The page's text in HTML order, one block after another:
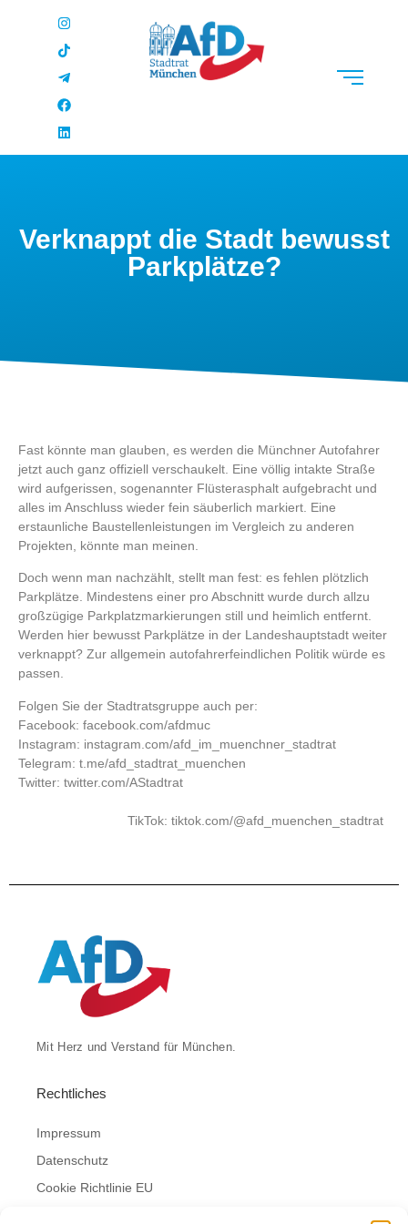
Verknappt die Stadt bewusst
Parkplätze?
Fast könnte man glauben, es werden die Münchner Autofahrer
jetzt auch ganz offiziell verschaukelt. Eine völlig intakte Straße
wird aufgerissen, sogenannter Flüsterasphalt aufgebracht und
alles im Anschluss wieder fein säuberlich markiert. Eine
erstaunliche Baustellenleistungen im Vergleich zu anderen
Projekten, könnte man meinen.
Doch wenn man nachzählt, stellt man fest: es fehlen plötzlich
Parkplätze. Mindestens einer pro Abschnitt wurde durch allzu
großzügige Parkplatzmarkierungen still und heimlich entfernt.
Werden hier bewusst Parkplätze in der Landeshauptstadt weiter
verknappt? Zur allgemein autofahrerfeindlichen Politik würde es
passen.
Folgen Sie der Stadtratsgruppe auch per:
Facebook: facebook.com/afdmuc
Instagram: instagram.com/afd_im_muenchner_stadtrat
Telegram: t.me/afd_stadtrat_muenchen
Twitter: twitter.com/AStadtrat
TikTok: tiktok.com/@afd_muenchen_stadtrat
Mit Herz und Verstand für München.
Rechtliches
Impressum
Datenschutz
Cookie Richtlinie EU